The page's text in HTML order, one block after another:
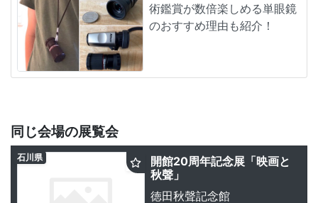
術鑑賞が数倍楽しめる単眼鏡
のおすすめ理由も紹介！
同じ会場の展覧会
開館20周年記念展「映画と
秋聲」
徳田秋聲記念館
石川県